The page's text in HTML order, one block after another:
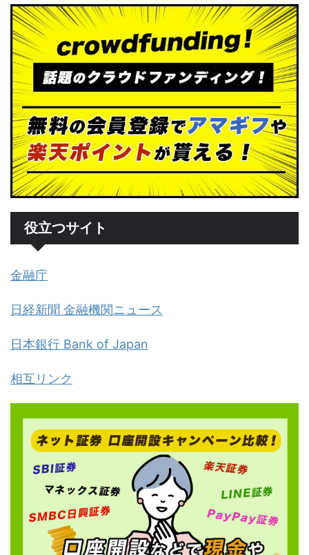
役立つサイト
金融庁
日経新聞 金融機関ニュース
日本銀行 Bank of Japan
相互リンク